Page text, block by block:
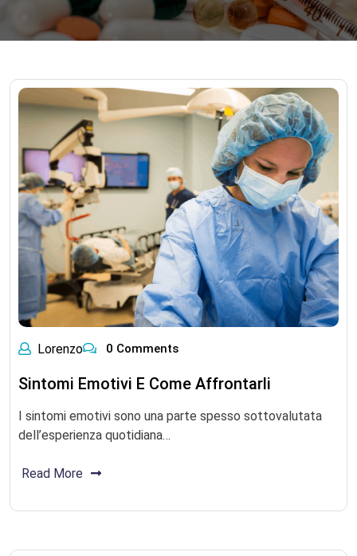
Lorenzo 0 Comments
Sintomi Emotivi E Come Affrontarli
I sintomi emotivi sono una parte spesso sottovalutata
dell’esperienza quotidiana…
Read More